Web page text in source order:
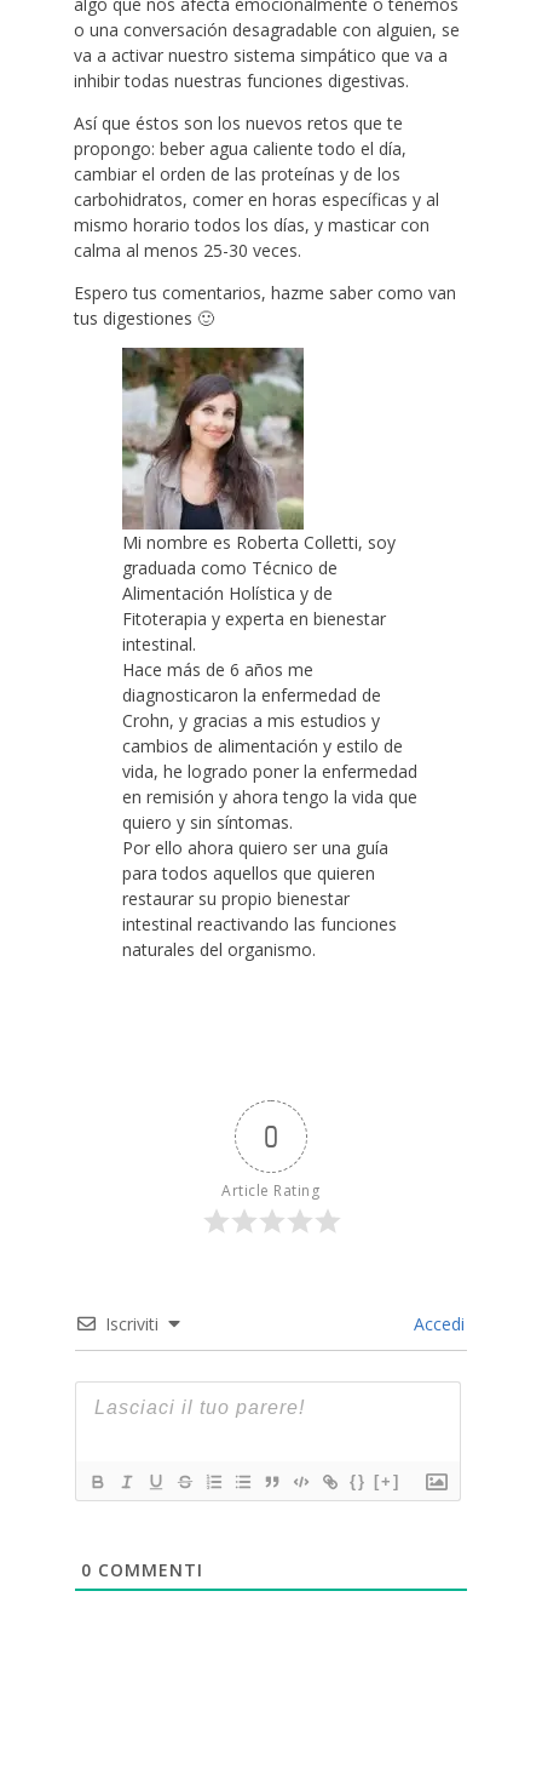
o una conversación desagradable con alguien, se
va a activar nuestro sistema simpático que va a
inhibir todas nuestras funciones digestivas.
Así que éstos son los nuevos retos que te
propongo: beber agua caliente todo el día,
cambiar el orden de las proteínas y de los
carbohidratos, comer en horas específicas y al
mismo horario todos los días, y masticar con
calma al menos 25-30 veces.
Espero tus comentarios, hazme saber como van
tus digestiones 🙂
Mi nombre es Roberta Colletti, soy
graduada como Técnico de
Alimentación Holística y de
Fitoterapia y experta en bienestar
intestinal.
Hace más de 6 años me
diagnosticaron la enfermedad de
Crohn, y gracias a mis estudios y
cambios de alimentación y estilo de
vida, he logrado poner la enfermedad
en remisión y ahora tengo la vida que
quiero y sin síntomas.
Por ello ahora quiero ser una guía
para todos aquellos que quieren
restaurar su propio bienestar
intestinal reactivando las funciones
naturales del organismo.
0
Article Rating
Iscriviti Accedi
{} [+]
0 COMMENTI